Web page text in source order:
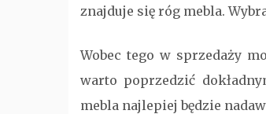
znajduje się róg mebla.
Wobec tego w sprzedaży
warto poprzedzić
mebla najlepiej będzie